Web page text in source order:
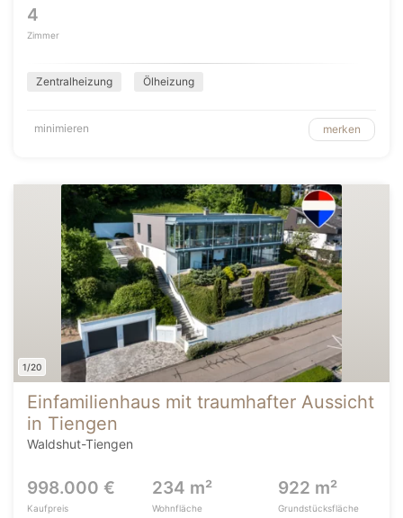
4
Zimmer
Zentralheizung Ölheizung
minimieren merken
1/20
Einfamilienhaus mit traumhafter Aussicht
in Tiengen
Waldshut-Tiengen
998.000 €
Kaufpreis
234 m²
Wohnfläche
922 m²
Grundstücksfläche